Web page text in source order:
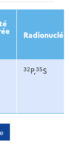
2016
32P,35S